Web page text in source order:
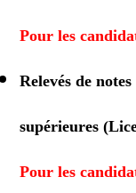
Pour les
Relevés de
supérieures
Pour les